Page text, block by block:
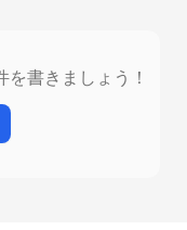
を書きましょう！